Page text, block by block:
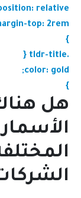
relative;
top: 2rem;
}
.tldr-title {
color: gold;
}
هل